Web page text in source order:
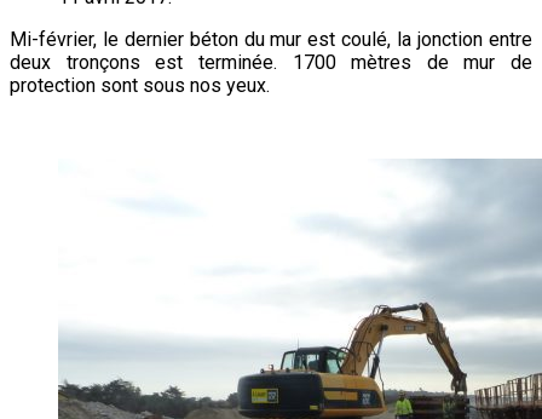
Mi-février, le dernier béton du mur est coulé, la jonction entre
deux tronçons est terminée. 1700 mètres de mur de
protection sont sous nos yeux.